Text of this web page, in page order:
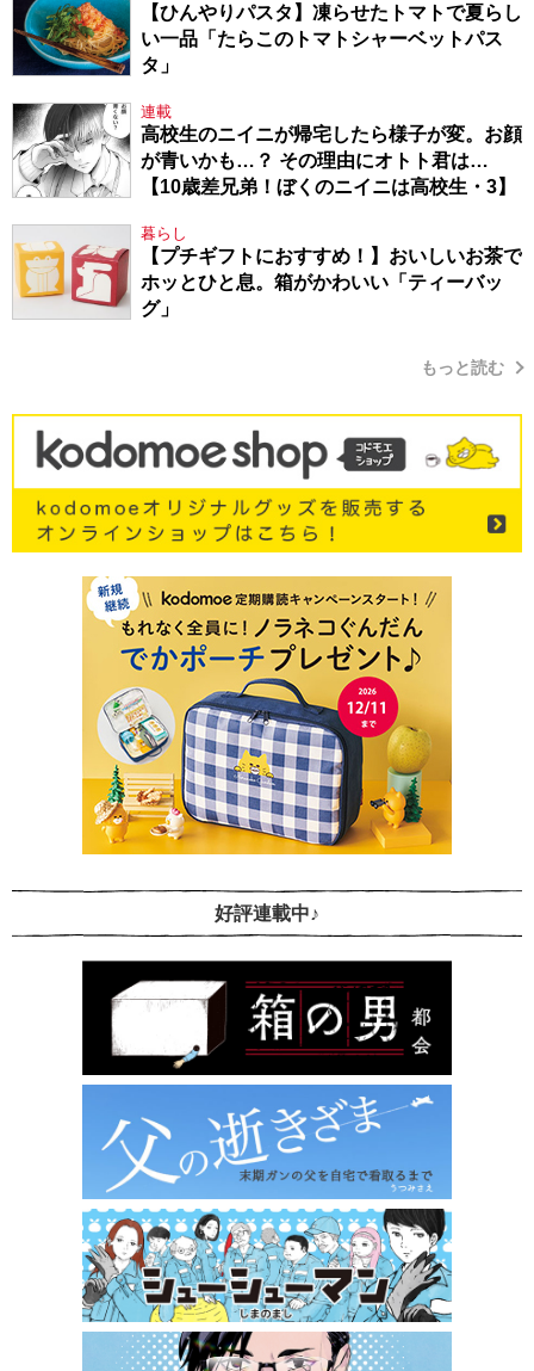
【ひんやりパスタ】凍らせたトマトで夏らし
い一品「たらこのトマトシャーベットパス
タ」
連載
高校生のニイニが帰宅したら様子が変。お顔
が青いかも…？ その理由にオトト君は…
【10歳差兄弟！ぼくのニイニは高校生・3】
暮らし
【プチギフトにおすすめ！】おいしいお茶で
ホッとひと息。箱がかわいい「ティーバッ
グ」
もっと読む
好評連載中♪